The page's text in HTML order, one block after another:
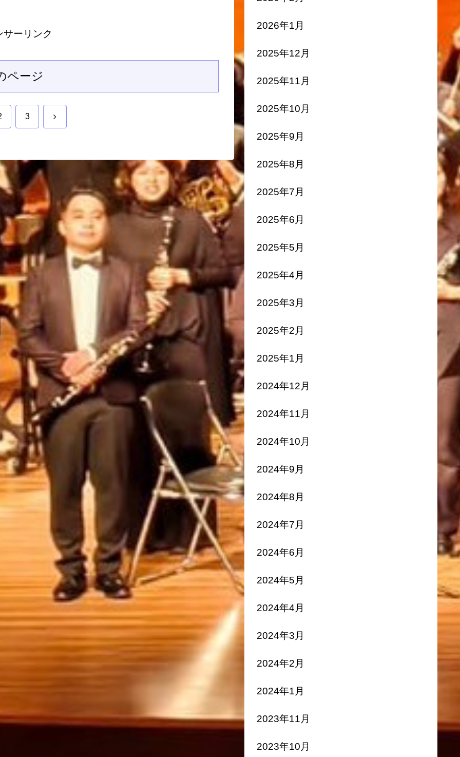
サーリンク
ページ
3 次
2026年1月
2025年12月
2025年11月
2025年10月
2025年9月
2025年8月
2025年7月
2025年6月
2025年5月
2025年4月
2025年3月
2025年2月
2025年1月
2024年12月
2024年11月
2024年10月
2024年9月
2024年8月
2024年7月
2024年6月
2024年5月
2024年4月
2024年3月
2024年2月
2024年1月
2023年11月
2023年10月